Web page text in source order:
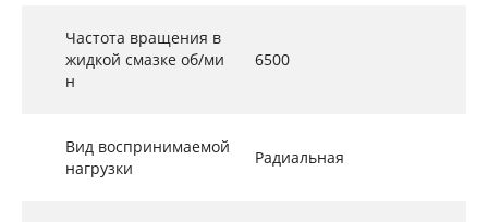
Частота вращения в
жидкой смазке об/ми
н
6500
Вид воспринимаемой
нагрузки
Радиальная